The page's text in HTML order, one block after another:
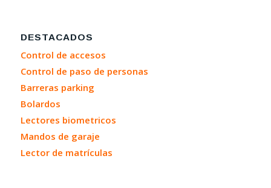
DESTACADOS
Control de accesos
Control de paso de personas
Barreras parking
Bolardos
Lectores biometricos
Mandos de garaje
Lector de matrículas